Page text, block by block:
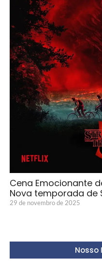
Cena Emocionante
Nova temporada de
29 de novembro de 2025